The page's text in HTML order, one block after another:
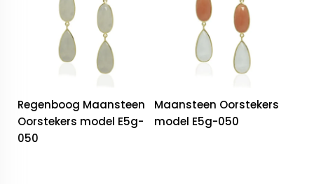
Regenboog Maansteen
Oorstekers model E5g-
050
Maansteen Oorstekers
model E5g-050